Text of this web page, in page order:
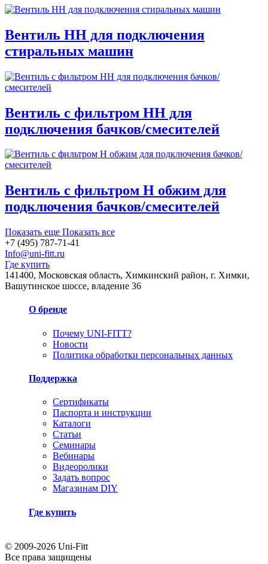
Вентиль НН для подключения
стиральных машин
Вентиль с фильтром НН для
подключения бачков/смесителей
Вентиль с фильтром Н обжим для
подключения бачков/смесителей
Показать еще Показать все
+7 (495) 787-71-41
Info@uni-fitt.ru
Где купить
141400, Московская область, Химкинский район, г. Химки,
Вашутинское шоссе, владение 36
О бренде
Почему UNI-FITT?
Новости
Политика обработки персональных данных
Поддержка
Сертификаты
Паспорта и инструкции
Каталоги
Статьи
Семинары
Вебинары
Видеоролики
Задать вопрос
Магазинам DIY
Где купить
© 2009-2026 Uni-Fitt
Все права защищены